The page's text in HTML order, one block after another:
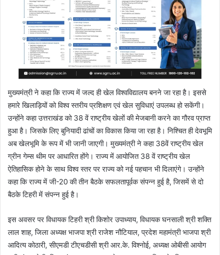
मुख्यमंत्री ने कहा कि राज्य में जल्द ही खेल विश्वविद्यालय बनने जा रहा है। इससे
हमारे खिलाड़ियों को विश्व स्तरीय प्रशिक्षण एवं खेल सुविधाएं उपलब्ध हो सकेंगी।
उन्होंने कहा उत्तराखंड को 38 वें राष्ट्रीय खेलों की मेजबानी करने का गौरव प्राप्त
हुआ है। जिसके लिए बुनियादी ढांचों का विकास किया जा रहा है। निश्चित ही देवभूमि
अब खेलभूमि के रूप में भी जानी जाएगी। मुख्यमंत्री ने कहा 38वें राष्ट्रीय खेल
ग्रीन गेम्स थीम पर आधारित होंगे। राज्य में आयोजित 38 वें राष्ट्रीय खेल
ऐतिहासिक होने के साथ विश्व स्तर पर राज्य को नई पहचान भी दिलाएंगे। उन्होंने
कहा कि राज्य में जी-20 की तीन बैठके सफलतापूर्वक संपन्न हुई है, जिसमें से दो
बैठके टिहरी में संपन्न हुई है।
इस अवसर पर विधायक टिहरी श्री किशोर उपाध्याय, विधायक घनसाली श्री शक्ति
लाल शाह, जिला अध्यक्ष भाजपा श्री राजेश नौटियाल, प्रदेश महामंत्री भाजपा श्री
आदित्य कोठारी, सीएमडी टीएचडीसी श्री आर.के. विश्नोई, अध्यक्ष ओबीसी आयोग